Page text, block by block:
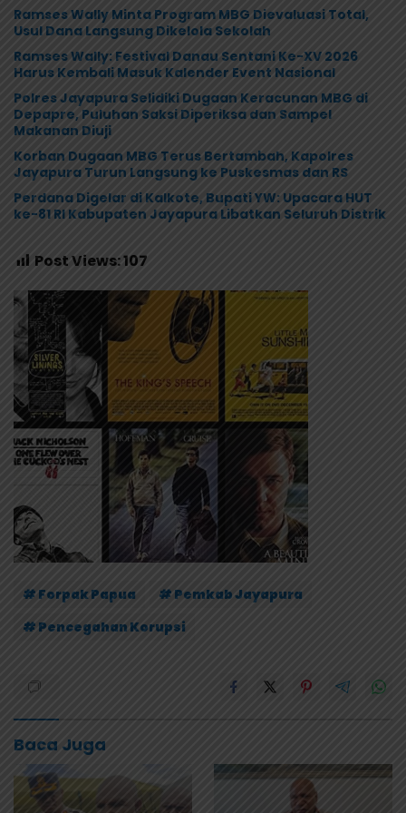
Ramses Wally Minta Program MBG Dievaluasi Total,
Usul Dana Langsung Dikelola Sekolah
Ramses Wally: Festival Danau Sentani Ke-XV 2026
Harus Kembali Masuk Kalender Event Nasional
Polres Jayapura Selidiki Dugaan Keracunan MBG di
Depapre, Puluhan Saksi Diperiksa dan Sampel
Makanan Diuji
Korban Dugaan MBG Terus Bertambah, Kapolres
Jayapura Turun Langsung ke Puskesmas dan RS
Perdana Digelar di Kalkote, Bupati YW: Upacara HUT
ke-81 RI Kabupaten Jayapura Libatkan Seluruh Distrik
Post Views:107
# Forpak Papua
# Pemkab Jayapura
# Pencegahan Korupsi
Baca Juga